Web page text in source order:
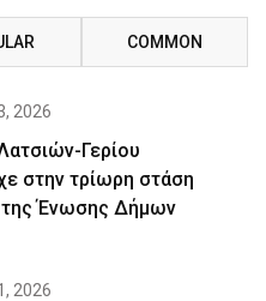
COMMON
2026
Γερίου
στην τρίωρη στάση
της Ένωσης Δήμων
2026